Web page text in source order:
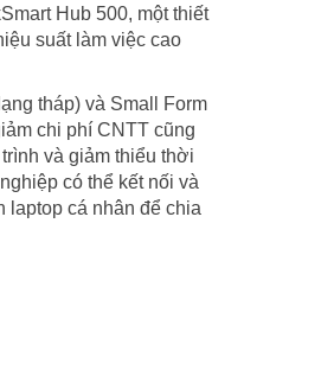
Hub 500, một thiết
suất làm việc cao
tháp) và Small Form
chi phí CNTT cũng
và giảm thiểu thời
có thể kết nối và
laptop cá nhân để chia